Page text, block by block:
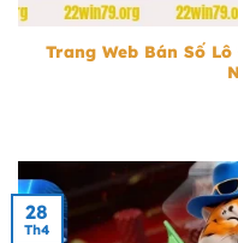
Trang Web Bán Số
28
Th4